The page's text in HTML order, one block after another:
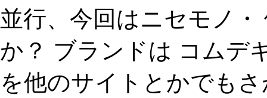
並行、今回はニセモノ
か？ ブランドは コムデ
を他のサイトとかでも